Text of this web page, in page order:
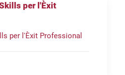
per l'Èxit
per l'Èxit Professional